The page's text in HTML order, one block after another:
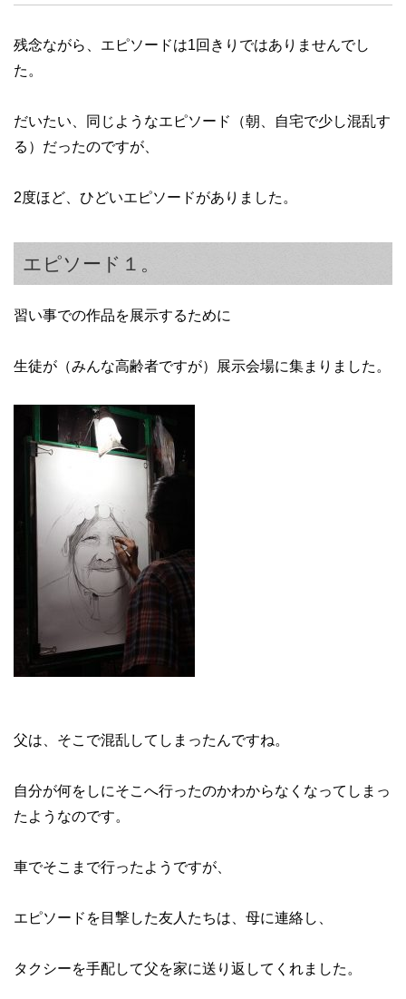
残念ながら、エピソードは1回きりではありませんでし
た。
だいたい、同じようなエピソード（朝、自宅で少し混乱す
る）だったのですが、
2度ほど、ひどいエピソードがありました。
エピソード１。
習い事での作品を展示するために
生徒が（みんな高齢者ですが）展示会場に集まりました。
父は、そこで混乱してしまったんですね。
自分が何をしにそこへ行ったのかわからなくなってしまっ
たようなのです。
車でそこまで行ったようですが、
エピソードを目撃した友人たちは、母に連絡し、
タクシーを手配して父を家に送り返してくれました。